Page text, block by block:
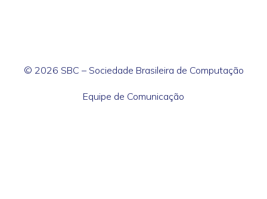
© 2026 SBC – Sociedade Brasileira de Computação
Equipe de Comunicação